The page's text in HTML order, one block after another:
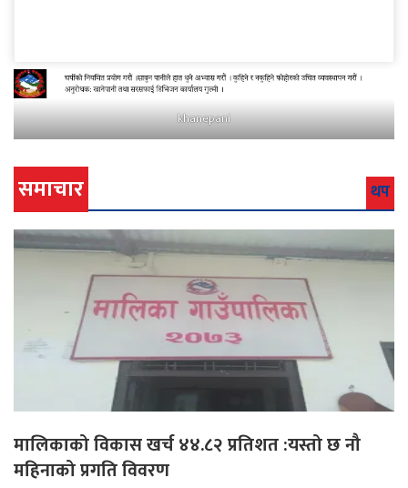
khanepani
समाचार थप
मालिकाको विकास खर्च ४४.८२ प्रतिशत :यस्तो छ नौ
महिनाको प्रगति विवरण